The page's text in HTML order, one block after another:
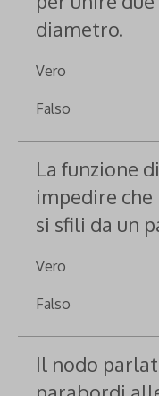
diametro.
Vero
Falso
La funzione
impedire
si sfili da un
Vero
Falso
Il nodo